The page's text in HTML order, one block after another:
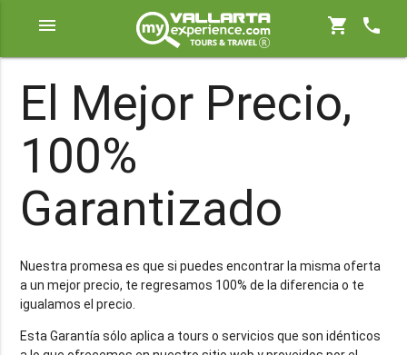
menu shopping_cart phone
El Mejor Precio,
100%
Garantizado
Nuestra promesa es que si puedes encontrar la misma oferta
a un mejor precio, te regresamos 100% de la diferencia o te
igualamos el precio.
Esta Garantía sólo aplica a tours o servicios que son idénticos